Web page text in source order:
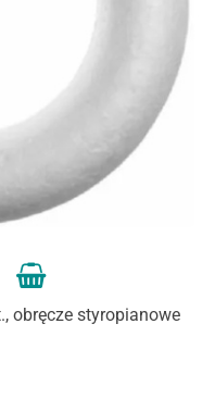
obręcze styropianowe